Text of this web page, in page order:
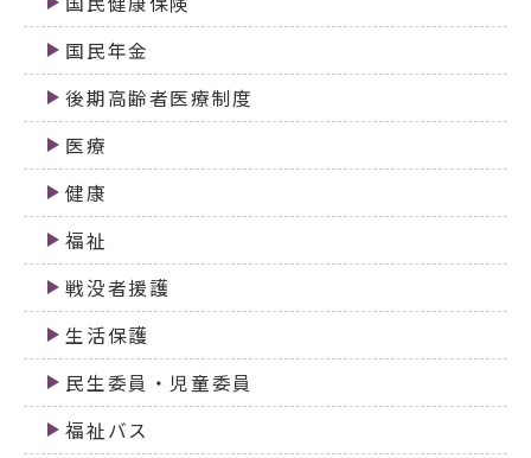
国民年金
後期高齢者医療制度
医療
健康
福祉
戦没者援護
生活保護
民生委員・児童委員
福祉バス